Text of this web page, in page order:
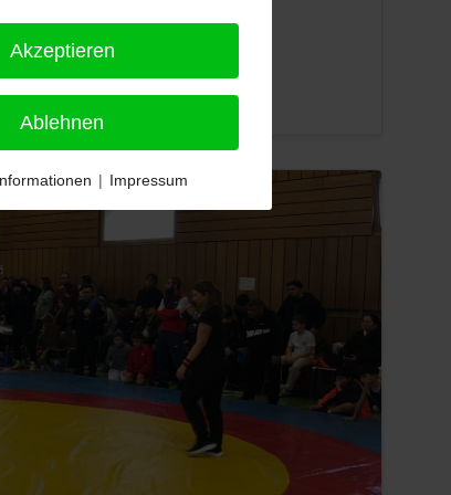
Meisterschaften starten. An den
Akzeptieren
Ablehnen
| Impressum